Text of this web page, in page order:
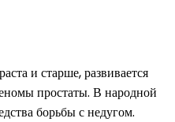
и старше, развивается
простаты. В народной
борьбы с недугом.